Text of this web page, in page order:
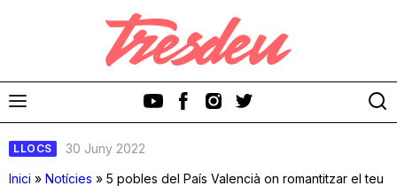
LLOCS
30 Juny 2022
Inici » Notícies » 5 pobles del País Valencià on romantitzar el teu